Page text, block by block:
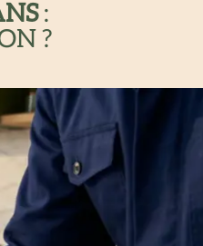
:
?